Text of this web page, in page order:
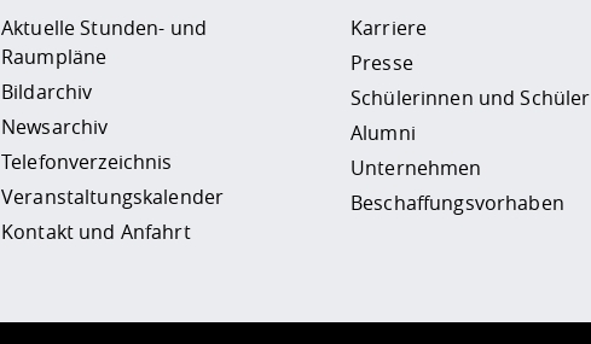
Aktuelle Stunden- und
Raumpläne
Bildarchiv
Newsarchiv
Telefonverzeichnis
Veranstaltungskalender
Kontakt und Anfahrt
Karriere
Presse
Schülerinnen und Schüler
Alumni
Unternehmen
Beschaffungsvorhaben